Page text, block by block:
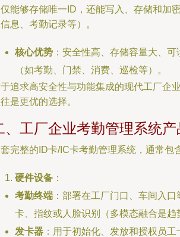
能够存储唯一ID，还能写入、存储和加
息、考勤记录等）。
核心优势 ：安全性高、存储容量大、
（如考勤、门禁、消费、巡检等）。
追求高安全性与功能集成的现代工厂企业
是更优的选择。
、工厂企业考勤管理系统
完整的ID卡/IC卡考勤管理系统，通常包
硬件设备 ：
考勤终端 ：部署在工厂门口、车间入
卡、指纹或人脸识别（多模态融合是趋
发卡器 ：用于初始化、发放和授权员工